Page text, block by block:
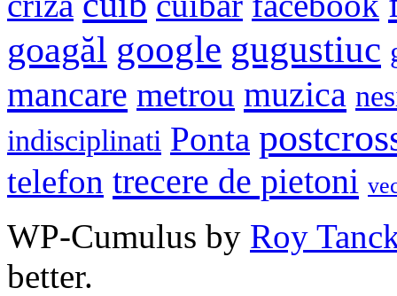
goagăl google gugustiuc
mancare metrou muzica
indisciplinati Ponta
telefon trecere de pietoni
WP-Cumulus by Roy
better.